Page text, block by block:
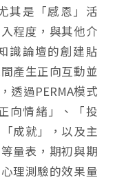
其是「感恩」活
程度，與其他介
識論壇的創建貼
產生正向互動並
透過PERMA模式
向情緒」、「投
成就」，以及主
量表，期初與期
理測驗的效果量